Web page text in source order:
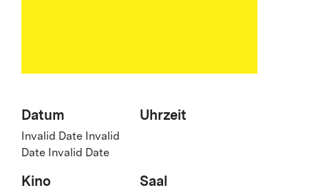
Datum
Invalid Date Invalid
Date Invalid Date
Uhrzeit
Kino Saal